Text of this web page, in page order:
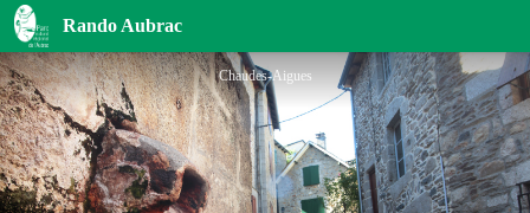
Rando Aubrac
Chaudes-Aigues, cité thermale
Chaudes-Aigues